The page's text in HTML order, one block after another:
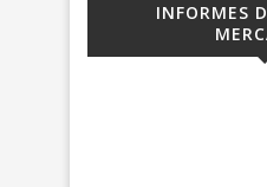
INFORMES